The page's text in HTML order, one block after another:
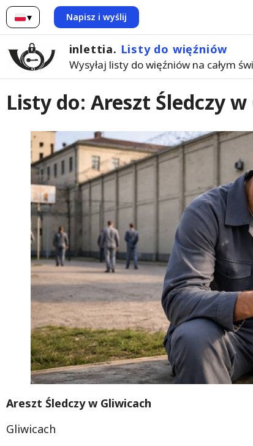
▾
Polski
Napisz i wyślij
inlettia. Listy do więźniów
Wysyłaj listy do więźniów na całym
Listy do: Areszt Śledczy
Areszt Śledczy w Gliwicach
Gliwicach